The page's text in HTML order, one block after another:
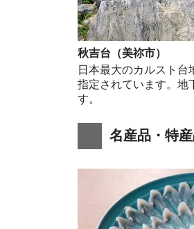
秋吉台（美祢市）
日本最大のカルスト台
指定されています。地
す。
名産品・特